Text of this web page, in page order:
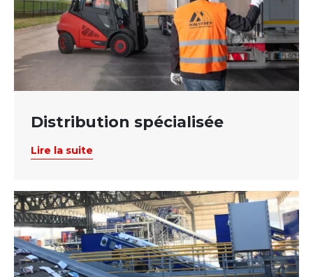
Distribution spécialisée
Lire la suite